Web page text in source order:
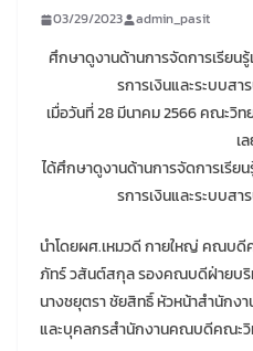
03/29/2023 admin_pasit
ศึกษาดูงานด้านการจัดการเรียน
รการเงินและระบบส
เมื่อวันที่ 28 มีนาคม 2566 คณะวิ
เ
ได้ศึกษาดูงานด้านการจัดการเรีย
รการเงินและระบบส
นำโดยผศ.เหมวดี กายใหญ่ คณบดี
ภัทร์ วสันต์สกุล รองคณบดีฝ่ายบ
นางชยุตรา ชัยสิทธิ์ หัวหน้าสำนัก
และบุคลกรสำนักงานคณบดีคณะวิ